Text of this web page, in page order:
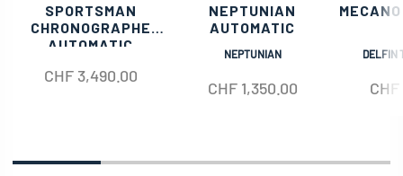
SPORTSMAN
CHRONOGRAPHE
AUTOMATIC
CHF3,490.00
NEPTUNIAN
AUTOMATIC
NEPTUNIAN
CHF1,350.00
DELFIN
CHF